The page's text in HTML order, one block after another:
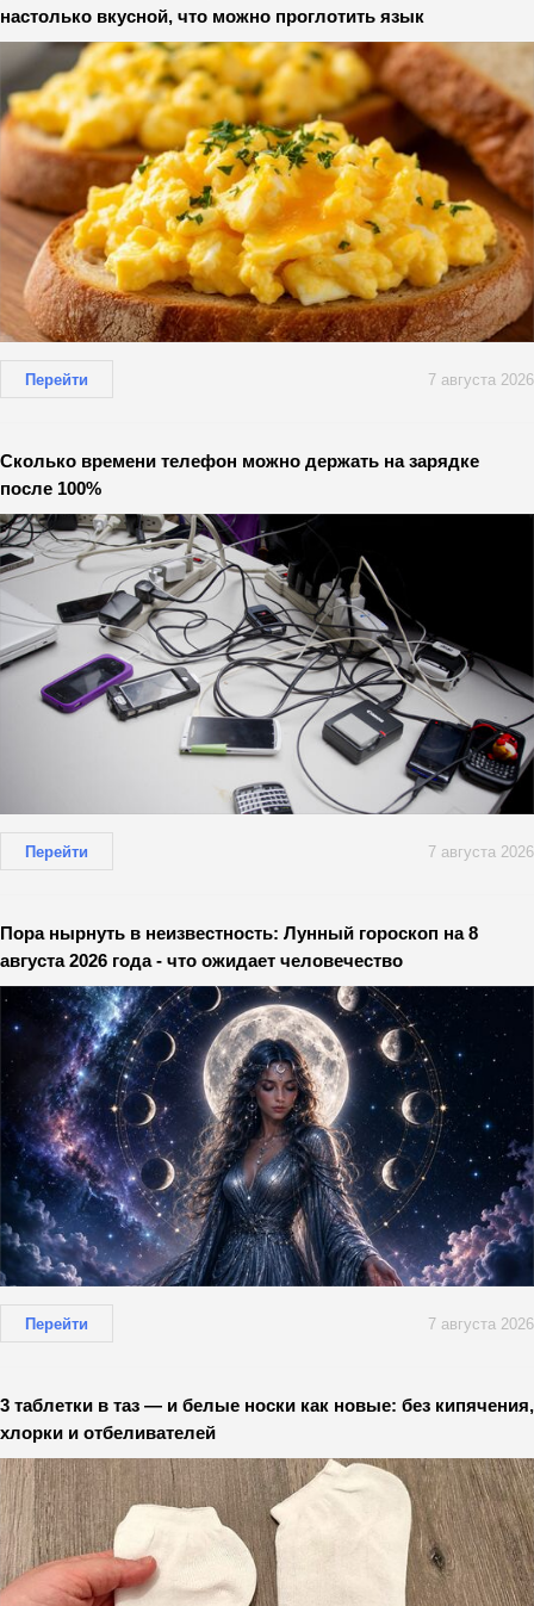
настолько вкусной, что можно проглотить язык
Перейти 7 августа 2026
Сколько времени телефон можно держать на зарядке
после 100%
Перейти 7 августа 2026
Пора нырнуть в неизвестность: Лунный гороскоп на 8
августа 2026 года - что ожидает человечество
Перейти 7 августа 2026
3 таблетки в таз — и белые носки как новые: без кипячения,
хлорки и отбеливателей